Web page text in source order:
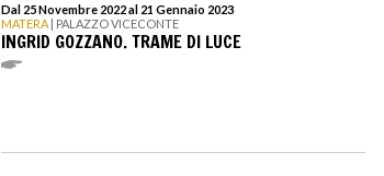
Dal 25 Novembre 2022 al 21 Gennaio 2023
MATERA | PALAZZO VICECONTE
INGRID GOZZANO. TRAME DI LUCE